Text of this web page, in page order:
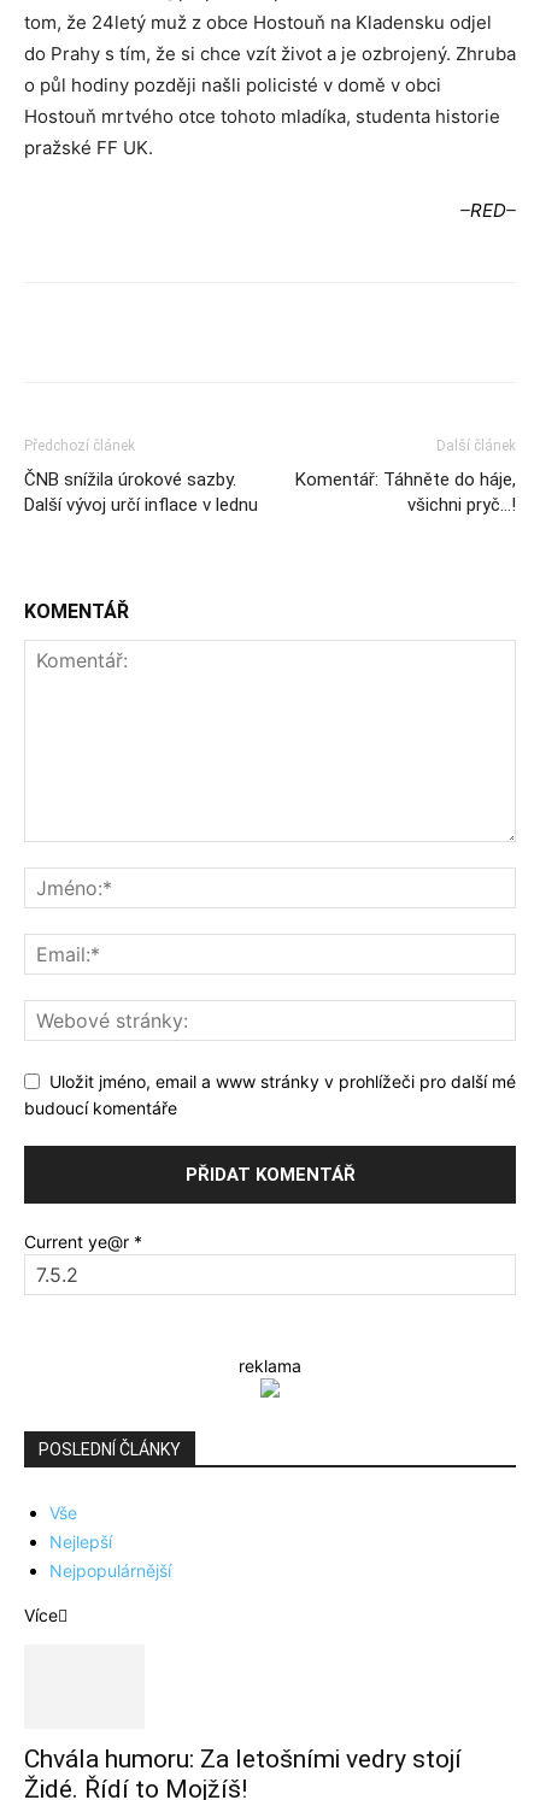
tom, že 24letý muž z obce Hostouň na Kladensku odjel
do Prahy s tím, že si chce vzít život a je ozbrojený. Zhruba
o půl hodiny později našli policisté v domě v obci
Hostouň mrtvého otce tohoto mladíka, studenta historie
pražské FF UK.
–RED–
Předchozí článek
ČNB snížila úrokové sazby.
Další vývoj určí inflace v lednu
Další článek
Komentář: Táhněte do háje,
všichni pryč…!
KOMENTÁŘ
Uložit jméno, email a www stránky v prohlížeči pro další mé
budoucí komentáře
Current ye@r *
reklama
POSLEDNÍ ČLÁNKY
Vše
Nejlepší
Nejpopulárnější
Více
Chvála humoru: Za letošními vedry stojí
Židé. Řídí to Mojžíš!